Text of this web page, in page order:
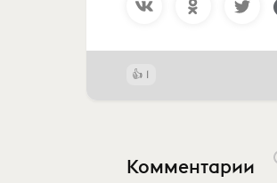
1
Комментарии